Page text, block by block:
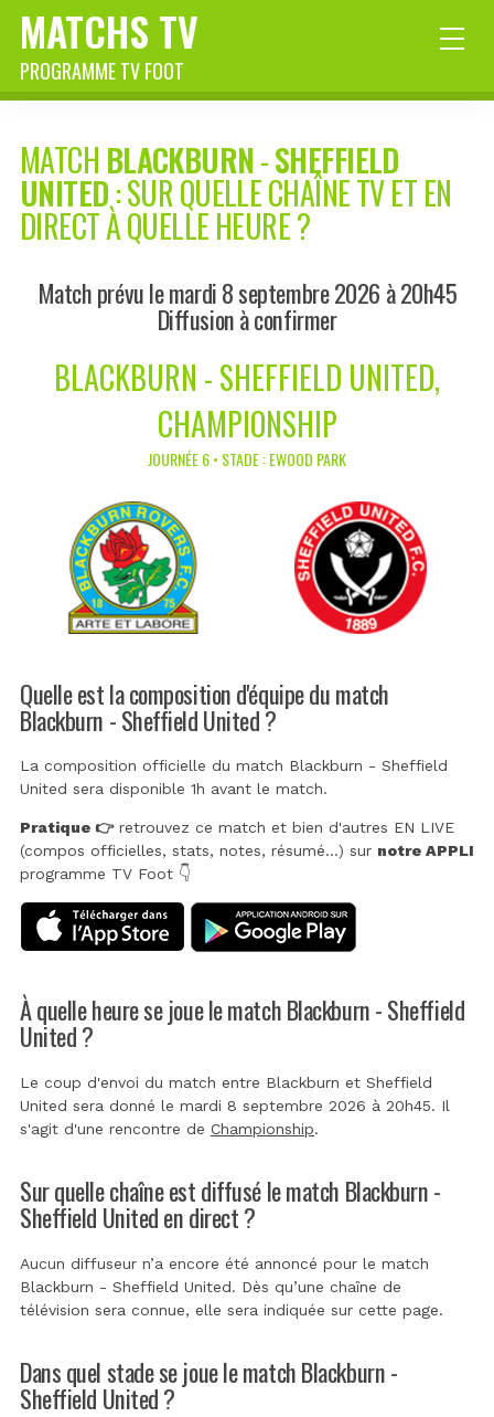
MATCHS TV
PROGRAMME TV FOOT
MATCH BLACKBURN-SHEFFIELD
UNITED: SUR QUELLE CHAÎNE TV ET EN
DIRECT À QUELLE HEURE ?
Match prévu le mardi 8 septembre 2026 à 20h45
Diffusion à confirmer
BLACKBURN - SHEFFIELD UNITED,
CHAMPIONSHIP
JOURNÉE 6 • STADE : EWOOD PARK
Quelle est la composition d'équipe du match
Blackburn - Sheffield United ?
La composition officielle du match Blackburn - Sheffield
United sera disponible 1h avant le match.
Pratique 👉retrouvez ce match et bien d'autres EN LIVE
(compos officielles, stats, notes, résumé...) sur notre APPLI
programme TV Foot 👇
À quelle heure se joue le match Blackburn - Sheffield
United ?
Le coup d'envoi du match entre Blackburn et Sheffield
United sera donné le mardi 8 septembre 2026 à 20h45. Il
s'agit d'une rencontre de Championship.
Sur quelle chaîne est diffusé le match Blackburn -
Sheffield United en direct ?
Aucun diffuseur n’a encore été annoncé pour le match
Blackburn - Sheffield United. Dès qu’une chaîne de
télévision sera connue, elle sera indiquée sur cette page.
Dans quel stade se joue le match Blackburn -
Sheffield United ?